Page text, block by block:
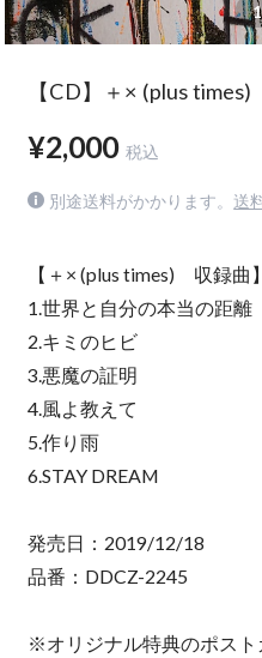
1
【CD】＋× (plus times)
¥2,000 税込
別途送料がかかります。 送
【＋× (plus times) 収録曲】
1.世界と自分の本当の距離
2.キミのヒビ
3.悪魔の証明
4.風よ教えて
5.作り雨
6.STAY DREAM
発売日：2019/12/18
品番：DDCZ-2245
※オリジナル特典のポスト